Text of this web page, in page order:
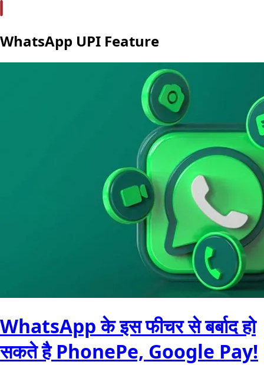
WhatsApp UPI Feature
WhatsApp के इस फीचर से बर्बाद हो
सकते है PhonePe, Google Pay!